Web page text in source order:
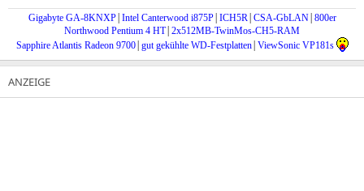
Gigabyte GA-8KNXP| Intel Canterwood i875P| ICH5R| CSA-GbLAN| 800er
Northwood Pentium 4 HT| 2x512MB-TwinMos-CH5-RAM
Sapphire Atlantis Radeon 9700| gut gekühlte WD-Festplatten| ViewSonic VP181s